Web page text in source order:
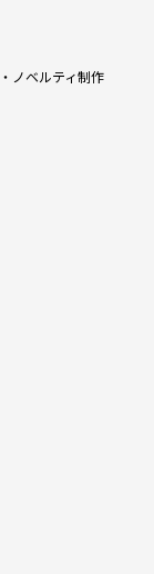
ノベルティ制作